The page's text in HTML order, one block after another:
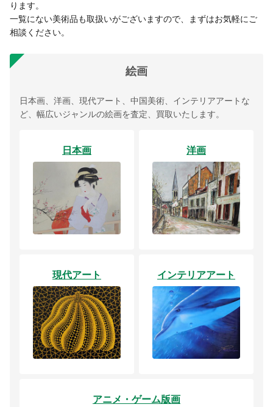
ります。
一覧にない美術品も取扱いがございますので、まずはお気軽にご
相談ください。
絵画
日本画、洋画、現代アート、中国美術、インテリアアートな
ど、幅広いジャンルの絵画を査定、買取いたします。
日本画 洋画
現代アート インテリアアート
アニメ・ゲーム版画